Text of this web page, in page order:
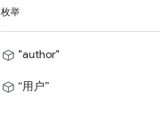
枚举
"author"
“用户”